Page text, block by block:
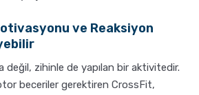
ve Reaksiyon
değil, zihinle de yapılan bir aktivitedir.
beceriler gerektiren CrossFit,